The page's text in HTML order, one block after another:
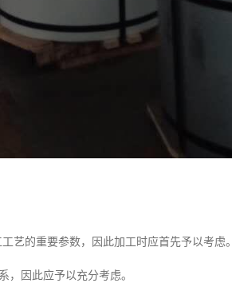
艺的重要参数，因此加工时应首先予以考虑。
，因此应予以充分考虑。